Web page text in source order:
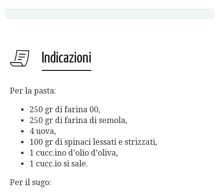
Indicazioni
Per la pasta:
250 gr di farina 00,
250 gr di farina di semola,
4 uova,
100 gr di spinaci lessati e strizzati,
1 cucc.ino d’olio d’oliva,
1 cucc.io si sale.
Per il sugo: